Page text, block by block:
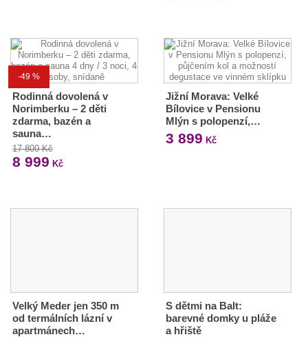
-49 %
Rodinná dovolená v
Norimberku – 2 děti
zdarma, bazén a
sauna…
17 800 Kč
8 999 Kč
Jižní Morava: Velké
Bílovice v Pensionu
Mlýn s polopenzí,…
3 899 Kč
Velký Meder jen 350 m
od termálních lázní v
apartmánech…
S dětmi na Balt:
barevné domky u pláže
a hřiště